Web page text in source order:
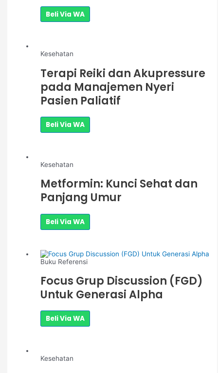
Beli Via WA
Kesehatan
Terapi Reiki dan Akupressure
pada Manajemen Nyeri
Pasien Paliatif
Beli Via WA
Kesehatan
Metformin: Kunci Sehat dan
Panjang Umur
Beli Via WA
Buku Referensi
Focus Grup Discussion (FGD)
Untuk Generasi Alpha
Beli Via WA
Kesehatan